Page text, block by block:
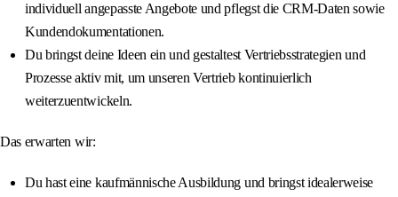
individuell angepasste Angebote und pflegst die CRM-Daten sowie
Kundendokumentationen.
Du bringst deine Ideen ein und gestaltest Vertriebsstrategien und
Prozesse aktiv mit, um unseren Vertrieb kontinuierlich
weiterzuentwickeln.
Das erwarten wir:
Du hast eine kaufmännische Ausbildung und bringst idealerweise